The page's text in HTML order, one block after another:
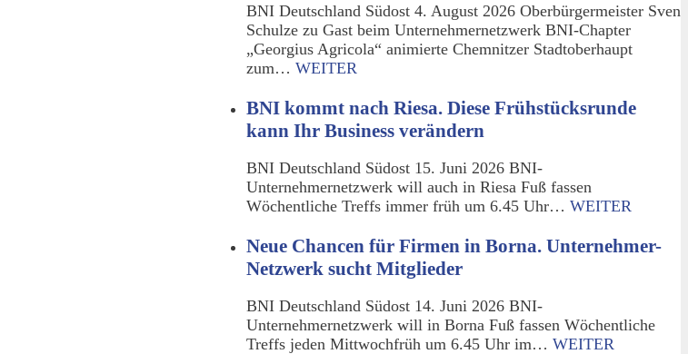
BNI Deutschland Südost 4. August 2026 Oberbürgermeister Sven
Schulze zu Gast beim Unternehmernetzwerk BNI-Chapter
„Georgius Agricola“ animierte Chemnitzer Stadtoberhaupt
zum… WEITER
BNI kommt nach Riesa. Diese Frühstücksrunde
kann Ihr Business verändern
BNI Deutschland Südost 15. Juni 2026 BNI-
Unternehmernetzwerk will auch in Riesa Fuß fassen
Wöchentliche Treffs immer früh um 6.45 Uhr… WEITER
Neue Chancen für Firmen in Borna. Unternehmer-
Netzwerk sucht Mitglieder
BNI Deutschland Südost 14. Juni 2026 BNI-
Unternehmernetzwerk will in Borna Fuß fassen Wöchentliche
Treffs jeden Mittwochfrüh um 6.45 Uhr im… WEITER